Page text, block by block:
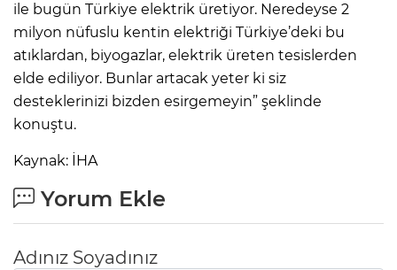
ile bugün Türkiye elektrik üretiyor. Neredeyse 2
milyon nüfuslu kentin elektriği Türkiye’deki bu
atıklardan, biyogazlar, elektrik üreten tesislerden
elde ediliyor. Bunlar artacak yeter ki siz
desteklerinizi bizden esirgemeyin” şeklinde
konuştu.
Kaynak: İHA
Yorum Ekle
Adınız Soyadınız